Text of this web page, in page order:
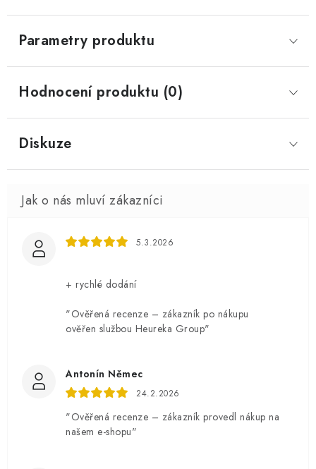
Parametry produktu
Hodnocení produktu (0)
Diskuze
5.3.2026
+ rychlé dodání
"Ověřená recenze – zákazník po nákupu
ověřen službou Heureka Group"
Antonín Němec
24.2.2026
"Ověřená recenze – zákazník provedl nákup na
našem e-shopu"